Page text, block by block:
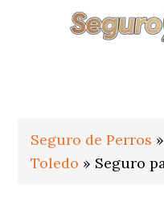
Seguro de Perros »
Toledo » Seguro